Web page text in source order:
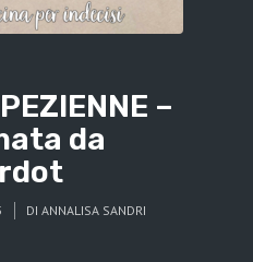
–
da
DI ANNALISA SANDRI